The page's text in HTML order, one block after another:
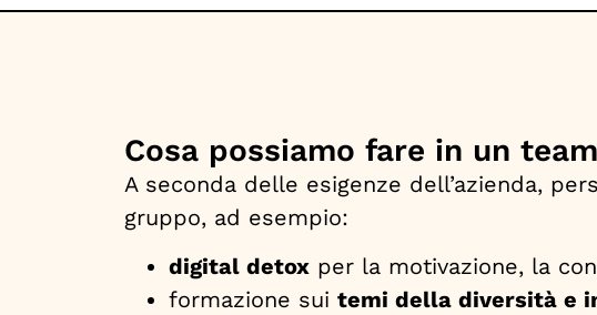
Cosa possiamo fare in un
A seconda delle esigenze dell’azienda,
gruppo, ad esempio:
digital detox per la motivazione, la
formazione sui temi della diversità e